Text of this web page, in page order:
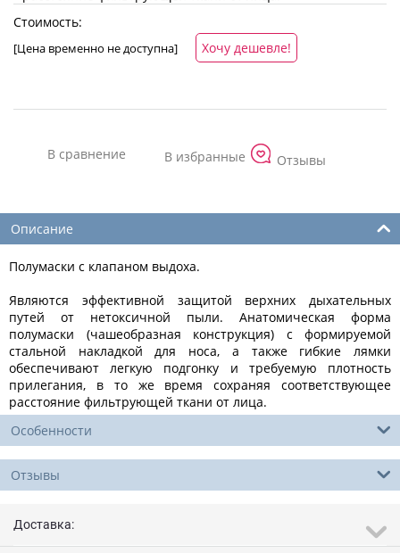
Стоимость:
[Цена временно не доступна] Хочу дешевле!
Отзывы
Описание
Полумаски с клапаном выдоха.
Являются эффективной защитой верхних дыхательных
путей от нетоксичной пыли. Анатомическая форма
полумаски (чашеобразная конструкция) с формируемой
стальной накладкой для носа, а также гибкие лямки
обеспечивают легкую подгонку и требуемую плотность
прилегания, в то же время сохраняя соответствующее
расстояние фильтрующей ткани от лица.
Особенности
Отзывы
Доставка: